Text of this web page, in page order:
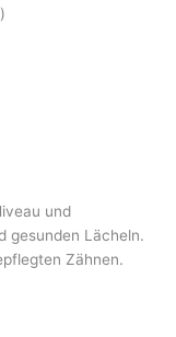
und
gesunden Lächeln.
Zähnen.